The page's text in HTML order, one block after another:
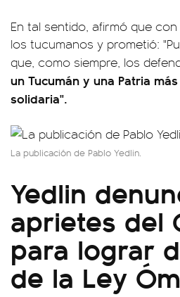
En tal sentido, afirmó que
los tucumanos y prometió:
que, como siempre, los
un Tucumán y una Patria
solidaria".
La publicación de Pablo Yedlin.
Yedlin
aprietes del
para lograr
de la Ley